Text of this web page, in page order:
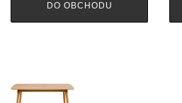
DO OBCHODU